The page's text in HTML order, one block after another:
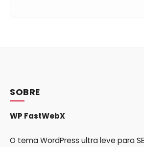
SOBRE
WP FastWebX
O tema WordPress ultra leve para